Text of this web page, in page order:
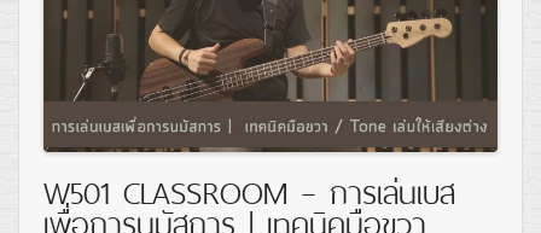
W501 CLASSROOM – การเล่นเบส